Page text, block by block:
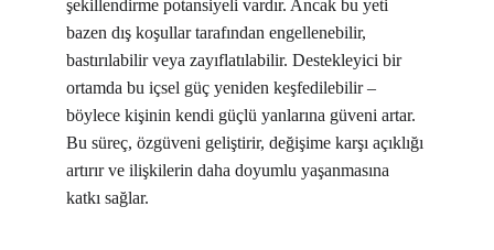
şekillendirme potansiyeli vardır. Ancak bu yeti
bazen dış koşullar tarafından engellenebilir,
bastırılabilir veya zayıflatılabilir. Destekleyici bir
ortamda bu içsel güç yeniden keşfedilebilir –
böylece kişinin kendi güçlü yanlarına güveni artar.
Bu süreç, özgüveni geliştirir, değişime karşı açıklığı
artırır ve ilişkilerin daha doyumlu yaşanmasına
katkı sağlar.